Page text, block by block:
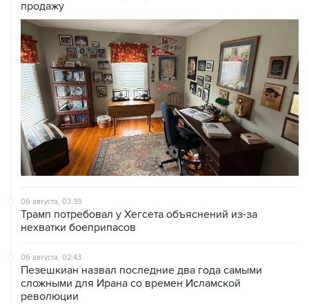
продажу
06 августа, 03:39
Трамп потребовал у Хегсета объяснений из-за
нехватки боеприпасов
06 августа, 02:43
Пезешкиан назвал последние два года самыми
сложными для Ирана со времен Исламской
революции